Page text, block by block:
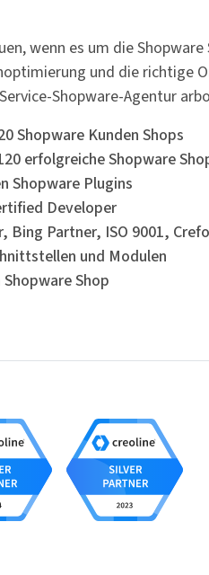
wenn es um die
und die richtige
Shopware-Agentur
Shopware Kunden Shops
erfolgreiche Shopware
Shopware Plugins
Developer
Partner, ISO 9001,
und Modulen
Shop